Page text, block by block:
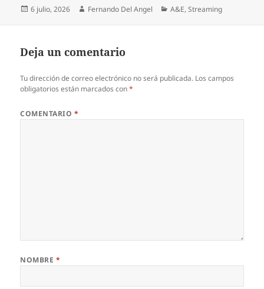
Publicado
6 julio, 2026 Autor
Fernando Del Angel Categorías
A&E,Streaming
Deja un comentario
Tu dirección de correo electrónico no será publicada. Los campos
obligatorios están marcados con*
COMENTARIO *
NOMBRE *